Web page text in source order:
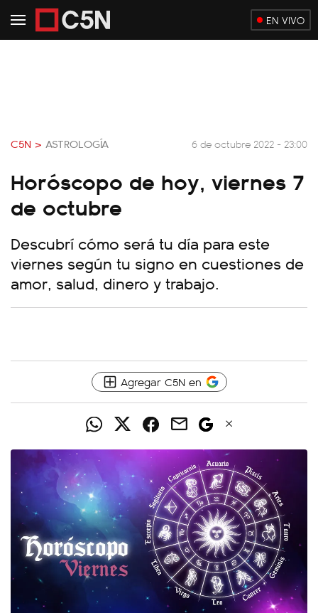
EN VIVO
C5N > ASTROLOGÍA 6 de octubre 2022 - 23:00
Horóscopo de hoy, viernes 7
de octubre
Descubrí cómo será tu día para este
viernes según tu signo en cuestiones de
amor, salud, dinero y trabajo.
Agregar C5N en